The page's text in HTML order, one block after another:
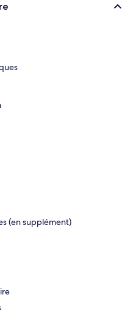
(en supplément)